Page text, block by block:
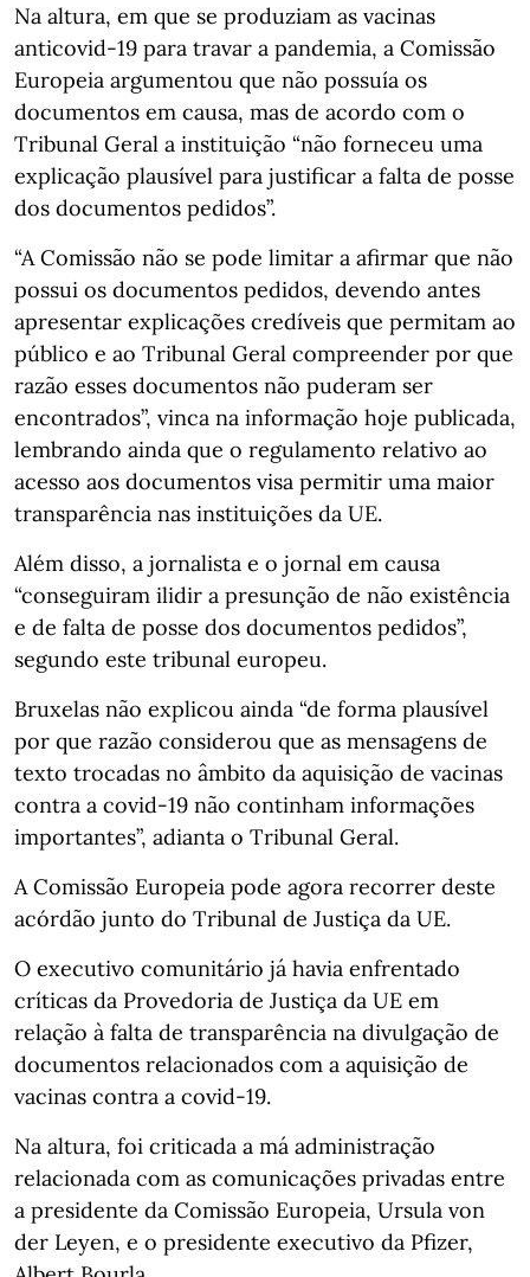
Na altura, em que se produziam as vacinas
anticovid-19 para travar a pandemia, a Comissão
Europeia argumentou que não possuía os
documentos em causa, mas de acordo com o
Tribunal Geral a instituição “não forneceu uma
explicação plausível para justificar a falta de posse
dos documentos pedidos”.
“A Comissão não se pode limitar a afirmar que não
possui os documentos pedidos, devendo antes
apresentar explicações credíveis que permitam ao
público e ao Tribunal Geral compreender por que
razão esses documentos não puderam ser
encontrados”, vinca na informação hoje publicada,
lembrando ainda que o regulamento relativo ao
acesso aos documentos visa permitir uma maior
transparência nas instituições da UE.
Além disso, a jornalista e o jornal em causa
“conseguiram ilidir a presunção de não existência
e de falta de posse dos documentos pedidos”,
segundo este tribunal europeu.
Bruxelas não explicou ainda “de forma plausível
por que razão considerou que as mensagens de
texto trocadas no âmbito da aquisição de vacinas
contra a covid-19 não continham informações
importantes”, adianta o Tribunal Geral.
A Comissão Europeia pode agora recorrer deste
acórdão junto do Tribunal de Justiça da UE.
O executivo comunitário já havia enfrentado
críticas da Provedoria de Justiça da UE em
relação à falta de transparência na divulgação de
documentos relacionados com a aquisição de
vacinas contra a covid-19.
Na altura, foi criticada a má administração
relacionada com as comunicações privadas entre
a presidente da Comissão Europeia, Ursula von
der Leyen, e o presidente executivo da Pfizer,